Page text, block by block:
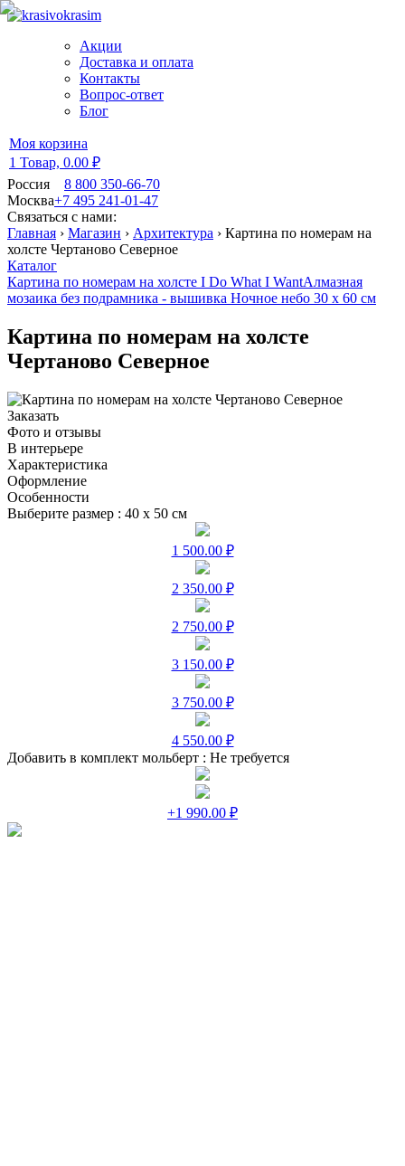
Акции
Доставка и оплата
Контакты
Вопрос-ответ
Блог
Моя корзина
1 Товар, 0.00 ₽
Россия
8 800 350-66-70
Москва+7 495 241-01-47
Связаться с нами:
Главная › Магазин › Архитектура › Картина по номерам на
холсте Чертаново Северное
Каталог
Картина по номерам на холсте I Do What I WantАлмазная
мозаика без подрамника - вышивка Ночное небо 30 х 60 см
Картина по номерам на холсте
Чертаново Северное
Заказать
Фото и отзывы
В интерьере
Характеристика
Оформление
Особенности
Выберите размер : 40 х 50 см
1 500.00 ₽
2 350.00 ₽
2 750.00 ₽
3 150.00 ₽
3 750.00 ₽
4 550.00 ₽
Добавить в комплект мольберт : Не требуется
+1 990.00 ₽